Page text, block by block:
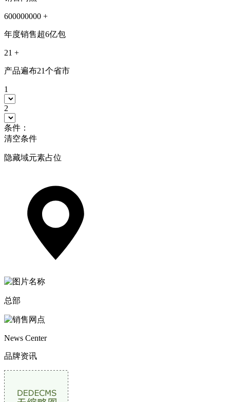
600000000 +
年度销售超6亿包
21 +
产品遍布21个省市
1
2
条件：
清空条件
隐藏域元素占位
总部
News Center
品牌资讯